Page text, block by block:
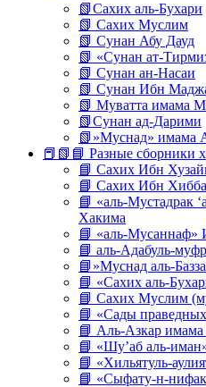
📗Сахих аль-Бухари
📗 Сахих Муслим
📗 Сунан Абу Дауд
📗 «Сунан ат-
📗 Сунан ан-Насаи
📗 Сунан Ибн
📗 Муватта имама
📗Сунан ад-Дарими
📗»Муснад» имама
📕📗📘 Разные сборники
📘 Сахих Ибн
📘 Сахих Ибн
📘 «аль-Мустадрак
Хакима
📘 «аль-
📘 аль-Адабуль-
📘»Муснад аль-
📘 «Сахих аль-
📘 Сахих Муслим
📘 «Сады
📘 Аль-Азкар
📘 «Шу’аб аль-
📘 «Хильятуль-
📘 «Сыфату-н-